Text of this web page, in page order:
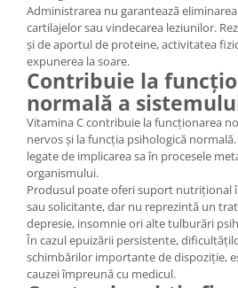
Administrarea nu garantează
cartilajelor sau vindecarea leziunilor.
și de aportul de proteine, activitatea
expunerea la soare.
Contribuie la
normală a
Vitamina C contribuie la funcționarea
nervos și la funcția psihologică
legate de implicarea sa în procesele
organismului.
Produsul poate oferi suport nutrițional
sau solicitante, dar nu reprezintă un
depresie, insomnie ori alte tulburări
În cazul epuizării persistente,
schimbărilor importante de dispoziție,
cauzei împreună cu medicul.